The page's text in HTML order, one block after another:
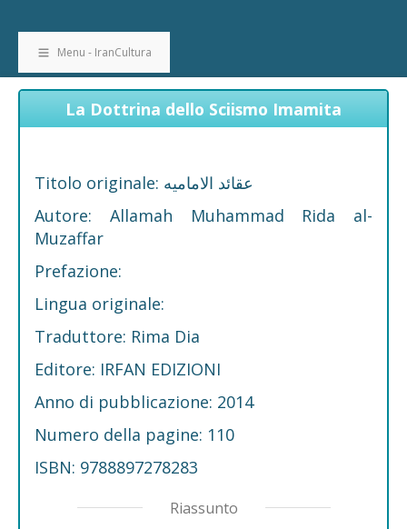
Menu - IranCultura
La Dottrina dello Sciismo Imamita
Titolo originale: عقائد الاماميه
Autore: Allamah Muhammad Rida al-
Muzaffar
Prefazione:
Lingua originale:
Traduttore: Rima Dia
Editore: IRFAN EDIZIONI
Anno di pubblicazione: 2014
Numero della pagine: 110
ISBN: 9788897278283
Riassunto